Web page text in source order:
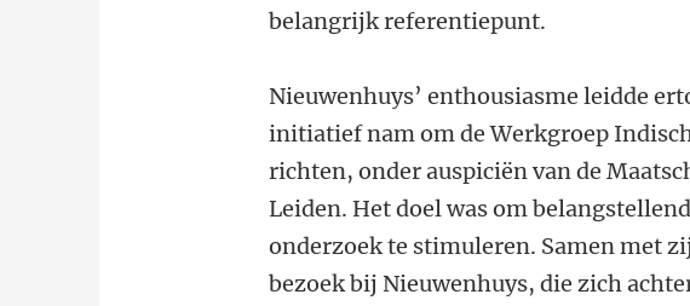
belangrijk referentiepunt.
Nieuwenhuys’ enthousiasme leidde
initiatief nam om de Werkgroep
richten, onder auspiciën van de
Leiden. Het doel was om
onderzoek te stimuleren. Samen met
bezoek bij Nieuwenhuys, die zich